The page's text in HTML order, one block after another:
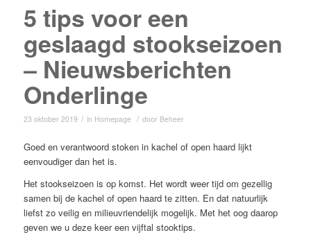
5 tips voor een
geslaagd stookseizoen
– Nieuwsberichten
Onderlinge
23 oktober 2019 / in Homepage / door Beheer
Goed en verantwoord stoken in kachel of open haard lijkt
eenvoudiger dan het is.
Het stookseizoen is op komst. Het wordt weer tijd om gezellig
samen bij de kachel of open haard te zitten. En dat natuurlijk
liefst zo veilig en milieuvriendelijk mogelijk. Met het oog daarop
geven we u deze keer een vijftal stooktips.